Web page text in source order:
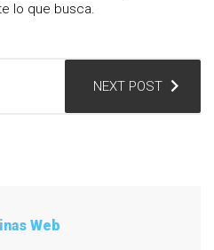
lo que busca.
NEXT POST
Web